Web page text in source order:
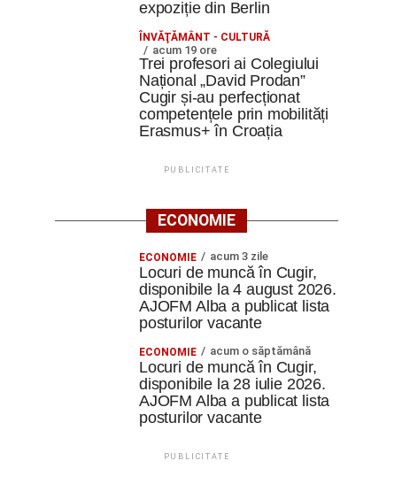
expoziție din Berlin
ÎNVĂŢĂMÂNT - CULTURĂ
acum 19 ore
Trei profesori ai Colegiului
Național „David Prodan”
Cugir și-au perfecționat
competențele prin mobilități
Erasmus+ în Croația
PUBLICITATE
ECONOMIE
ECONOMIE acum 3 zile
Locuri de muncă în Cugir,
disponibile la 4 august 2026.
AJOFM Alba a publicat lista
posturilor vacante
ECONOMIE acum o săptămână
Locuri de muncă în Cugir,
disponibile la 28 iulie 2026.
AJOFM Alba a publicat lista
posturilor vacante
PUBLICITATE